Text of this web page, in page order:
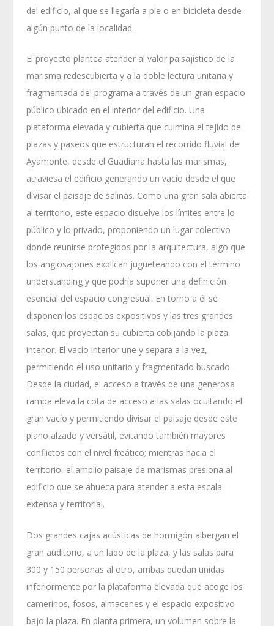
del edificio, al que se llegaría a pie o en bicicleta desde
algún punto de la localidad.
El proyecto plantea atender al valor paisajístico de la
marisma redescubierta y a la doble lectura unitaria y
fragmentada del programa a través de un gran espacio
público ubicado en el interior del edificio. Una
plataforma elevada y cubierta que culmina el tejido de
plazas y paseos que estructuran el recorrido fluvial de
Ayamonte, desde el Guadiana hasta las marismas,
atraviesa el edificio generando un vacío desde el que
divisar el paisaje de salinas. Como una gran sala abierta
al territorio, este espacio disuelve los límites entre lo
público y lo privado, proponiendo un lugar colectivo
donde reunirse protegidos por la arquitectura, algo que
los anglosajones explican jugueteando con el término
understanding y que podría suponer una definición
esencial del espacio congresual. En torno a él se
disponen los espacios expositivos y las tres grandes
salas, que proyectan su cubierta cobijando la plaza
interior. El vacío interior une y separa a la vez,
permitiendo el uso unitario y fragmentado buscado.
Desde la ciudad, el acceso a través de una generosa
rampa eleva la cota de acceso a las salas ocultando el
gran vacío y permitiendo divisar el paisaje desde este
plano alzado y versátil, evitando también mayores
conflictos con el nivel freático; mientras hacia el
territorio, el amplio paisaje de marismas presiona al
edificio que se ahueca para atender a esta escala
extensa y territorial.
Dos grandes cajas acústicas de hormigón albergan el
gran auditorio, a un lado de la plaza, y las salas para
300 y 150 personas al otro, ambas quedan unidas
inferiormente por la plataforma elevada que acoge los
camerinos, fosos, almacenes y el espacio expositivo
bajo la plaza. En planta primera, un volumen sobre la